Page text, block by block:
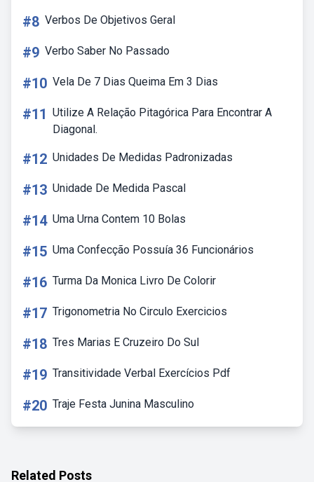
#8 Verbos De Objetivos Geral
#9 Verbo Saber No Passado
#10 Vela De 7 Dias Queima Em 3 Dias
#11 Utilize A Relação Pitagórica Para Encontrar A
Diagonal.
#12 Unidades De Medidas Padronizadas
#13 Unidade De Medida Pascal
#14 Uma Urna Contem 10 Bolas
#15 Uma Confecção Possuía 36 Funcionários
#16 Turma Da Monica Livro De Colorir
#17 Trigonometria No Circulo Exercicios
#18 Tres Marias E Cruzeiro Do Sul
#19 Transitividade Verbal Exercícios Pdf
#20 Traje Festa Junina Masculino
Related Posts